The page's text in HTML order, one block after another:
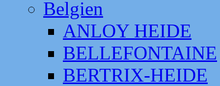
Belgien
ANLOY HEIDE
BELLEFONTAINE
BERTRIX-HEIDE